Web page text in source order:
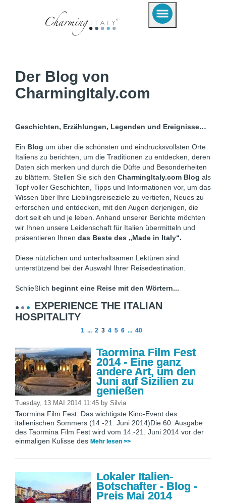
Der Blog von
CharmingItaly.com
Geschichten, Erzählungen, Legenden und Ereignisse…
Ein Blog um über die schönsten und eindrucksvollsten Orte
Italiens zu berichten, um die Traditionen zu entdecken, deren
Daten sich merken und durch die Düfte und Besonderheiten
zu blättern. Stellen Sie sich den CharmingItaly.com Blog als
Topf voller Geschichten, Tipps und Informationen vor, um das
Wissen über Ihre Lieblingsreiseziele zu vertiefen, Neues zu
erforschen und entdecken, mit den Augen derjenigen, die
dort seit eh und je leben. Anhand unserer Berichte möchten
wir Ihnen unsere Leidenschaft für Italien übermitteln und
präsentieren Ihnen das Beste des „Made in Italy“.
Diese nützlichen und unterhaltsamen Lektüren sind
unterstützend bei der Auswahl Ihrer Reisedestination.
Schließlich beginnt eine Reise mit den Wörtern...
EXPERIENCE THE ITALIAN
HOSPITALITY
1 ... 2 3 4 5 6 ... 40
Taormina Film Fest
2014 - Eine ganz
andere Art, um den
Juni auf Sizilien zu
genießen
Tuesday, 13 MAI 2014 11:45 by Silvia
Taormina Film Fest: Das wichtigste Kino-Event des
italienischen Sommers (14.-21. Juni 2014)Die 60. Ausgabe
des Taormina Film Fest wird vom 14.-21. Juni 2014 vor der
einmaligen Kulisse des Mehr lesen >>
Lokaler Italien-
Botschafter - Blog -
Preis Mai 2014